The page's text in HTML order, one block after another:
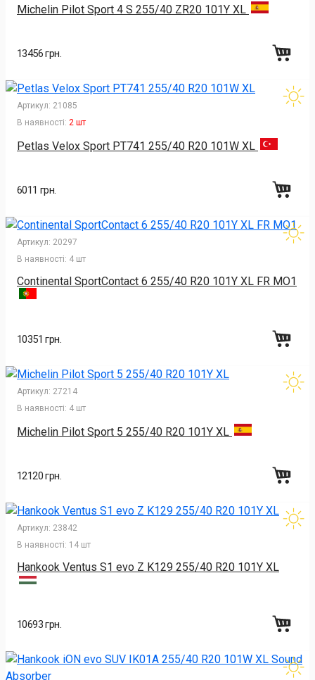
Michelin Pilot Sport 4 S 255/40 ZR20 101Y XL
13456 грн.
Артикул: 21085
В наявності: 2 шт
Petlas Velox Sport PT741 255/40 R20 101W XL
6011 грн.
Артикул: 20297
В наявності: 4 шт
Continental SportContact 6 255/40 R20 101Y XL FR MO1
10351 грн.
Артикул: 27214
В наявності: 4 шт
Michelin Pilot Sport 5 255/40 R20 101Y XL
12120 грн.
Артикул: 23842
В наявності: 14 шт
Hankook Ventus S1 evo Z K129 255/40 R20 101Y XL
10693 грн.